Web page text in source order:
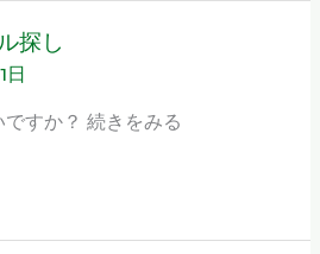
探し
日
すか？ 続きをみる